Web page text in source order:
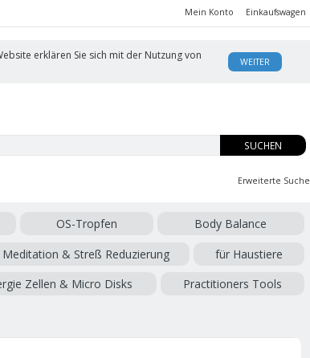
Mein Konto Einkaufswagen
erklären Sie sich mit der Nutzung von
WEITER
SUCHEN
Erweiterte Suche
OS-Tropfen
Body Balance
Meditation & Streß Reduzierung
für Haustiere
Zellen & Micro Disks Practitioners Tools